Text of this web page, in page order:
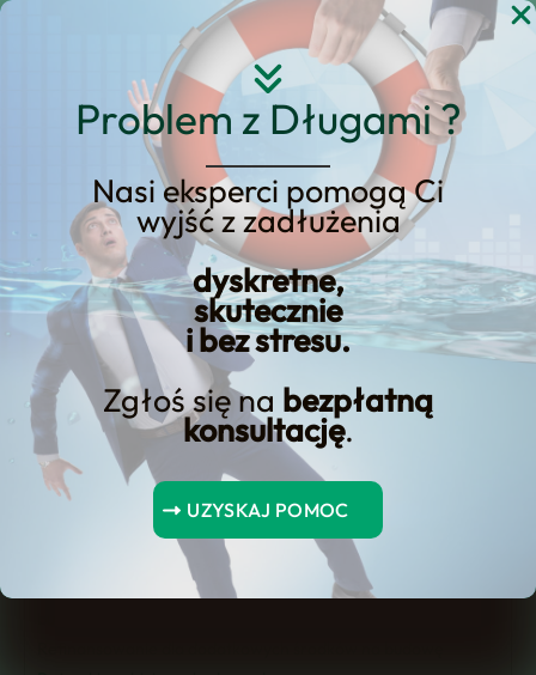
Problem z Długami ?
Nasi eksperci pomogą Ci
wyjść z zadłużenia
dyskretne,
skutecznie
i bez stresu.
Zgłoś się na bezpłatną
konsultację.
UZYSKAJ POMOC
Przejdź
Pożyczka na ukończenie
budowy domu – Jak to
działa i gdzie jest
dostępna?
Spis Treści
Wnioski kluczowe
Kredyty hipoteczne na budowę domu
Zwiększanie istniejących kredytów hipotecznych na cele